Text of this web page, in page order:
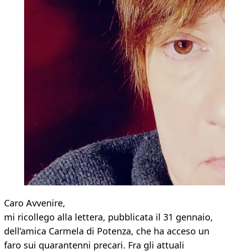
Caro Avvenire,
mi ricollego alla lettera, pubblicata il 31 gennaio,
dell’amica Carmela di Potenza, che ha acceso un
faro sui quarantenni precari. Fra gli attuali